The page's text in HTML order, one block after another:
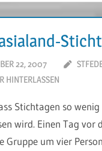
22, 2007
HINTERLASSEN
Stichtagen so
wird. Einen Tag vor
Gruppe um vier